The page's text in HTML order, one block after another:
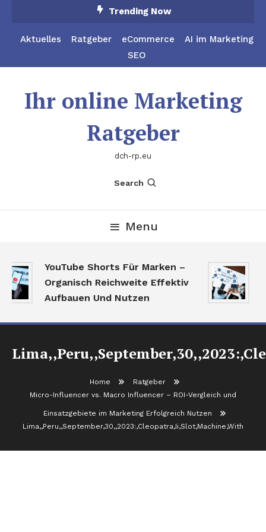
Content
Trending Now
Aktuelles Ratgeber eCommerce
AI im Marketing
SEO
Ihr online Marketing
Ratgeber
dch-rp.eu
Search
Menu
YouTube Shorts Für Marken –
Organisch Reichweite Effektiv
Aufbauen Und Nutzen
Home
Ratgeber
Micro-Influencer vs. Macro Influencer – ROI-Vergleich und
Einsatzgebiete im Marketing Erfolgreich Nutzen
Lima,,Peru,,September,30,,2023:,Cleopatra,Ii,Slot,Machine,With